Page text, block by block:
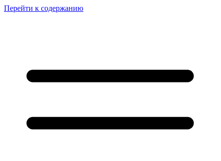
Перейти к содержанию